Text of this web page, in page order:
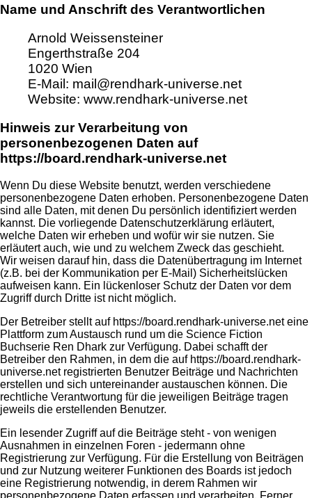
Name und Anschrift des Verantwortlichen
Arnold Weissensteiner
Engerthstraße 204
1020 Wien
E-Mail: mail@rendhark-universe.net
Website: www.rendhark-universe.net
Hinweis zur Verarbeitung von
personenbezogenen Daten auf
https://board.rendhark-universe.net
Wenn Du diese Website benutzt, werden verschiedene
personenbezogene Daten erhoben. Personenbezogene Daten
sind alle Daten, mit denen Du persönlich identifiziert werden
kannst. Die vorliegende Datenschutzerklärung erläutert,
welche Daten wir erheben und wofür wir sie nutzen. Sie
erläutert auch, wie und zu welchem Zweck das geschieht.
Wir weisen darauf hin, dass die Datenübertragung im Internet
(z.B. bei der Kommunikation per E-Mail) Sicherheitslücken
aufweisen kann. Ein lückenloser Schutz der Daten vor dem
Zugriff durch Dritte ist nicht möglich.
Der Betreiber stellt auf https://board.rendhark-universe.net eine
Plattform zum Austausch rund um die Science Fiction
Buchserie Ren Dhark zur Verfügung. Dabei schafft der
Betreiber den Rahmen, in dem die auf https://board.rendhark-
universe.net registrierten Benutzer Beiträge und Nachrichten
erstellen und sich untereinander austauschen können. Die
rechtliche Verantwortung für die jeweiligen Beiträge tragen
jeweils die erstellenden Benutzer.
Ein lesender Zugriff auf die Beiträge steht - von wenigen
Ausnahmen in einzelnen Foren - jedermann ohne
Registrierung zur Verfügung. Für die Erstellung von Beiträgen
und zur Nutzung weiterer Funktionen des Boards ist jedoch
eine Registrierung notwendig, in derem Rahmen wir
personenbezogene Daten erfassen und verarbeiten. Ferner